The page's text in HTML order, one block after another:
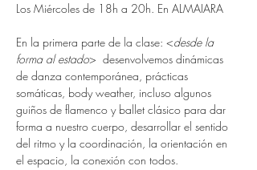
Los Miércoles de 18h a 20h. En ALMAIARA
En la primera parte de la clase: <desde la
forma al estado>  desenvolvemos dinámicas
de danza contemporánea, prácticas
somáticas, body weather, incluso algunos
guiños de flamenco y ballet clásico para dar
forma a nuestro cuerpo, desarrollar el sentido
del ritmo y la coordinación, la orientación en
el espacio, la conexión con todos.